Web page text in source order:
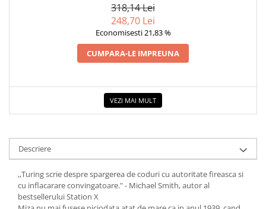
318,14 Lei
248,70 Lei
Economisesti 21,83 %
CUMPARA-LE IMPREUNA
VEZI MAI MULT
Descriere
,,Turing scrie despre spargerea de coduri cu autoritate fireasca si
cu inflacarare convingatoare." - Michael Smith, autor al
bestsellerului Station X